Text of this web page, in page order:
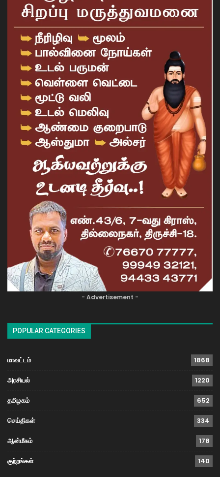
- Advertisement -
POPULAR CATEGORIES
மாவட்டம் 1868
அரசியல் 1220
தமிழகம் 652
செய்திகள் 334
ஆன்மீகம் 178
குற்றங்கள் 140